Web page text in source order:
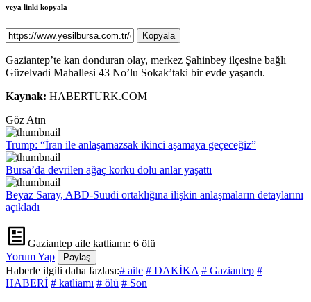
veya linki kopyala
Kopyala
Gaziantep’te kan donduran olay, merkez Şahinbey ilçesine bağlı
Güzelvadi Mahallesi 43 No’lu Sokak’taki bir evde yaşandı.
Kaynak: HABERTURK.COM
Göz Atın
Trump: “İran ile anlaşamazsak ikinci aşamaya geçeceğiz”
Bursa’da devrilen ağaç korku dolu anlar yaşattı
Beyaz Saray, ABD-Suudi ortaklığına ilişkin anlaşmaların detaylarını
açıkladı
Gaziantep aile katliamı: 6 ölü
Yorum Yap
Paylaş
Haberle ilgili daha fazlası:# aile # DAKİKA # Gaziantep #
HABERİ # katliamı # ölü # Son